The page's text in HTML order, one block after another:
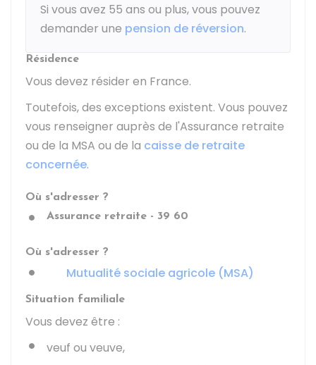
Si vous avez 55 ans ou plus, vous pouvez
demander une pension de réversion.
Résidence
Vous devez résider en France.
Toutefois, des exceptions existent. Vous pouvez
vous renseigner auprès de l'Assurance retraite
ou de la MSA ou de la caisse de retraite
concernée.
Où s'adresser ?
Assurance retraite - 39 60
Où s'adresser ?
Mutualité sociale agricole (MSA)
Situation familiale
Vous devez être :
veuf ou veuve,